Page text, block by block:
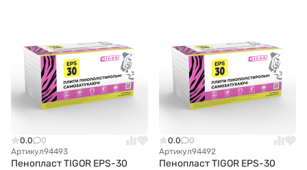
0.0
0
Артикул94493
Пенопласт TIGOR EPS-30
0.0
0
Артикул94492
Пенопласт TIGOR EPS-30